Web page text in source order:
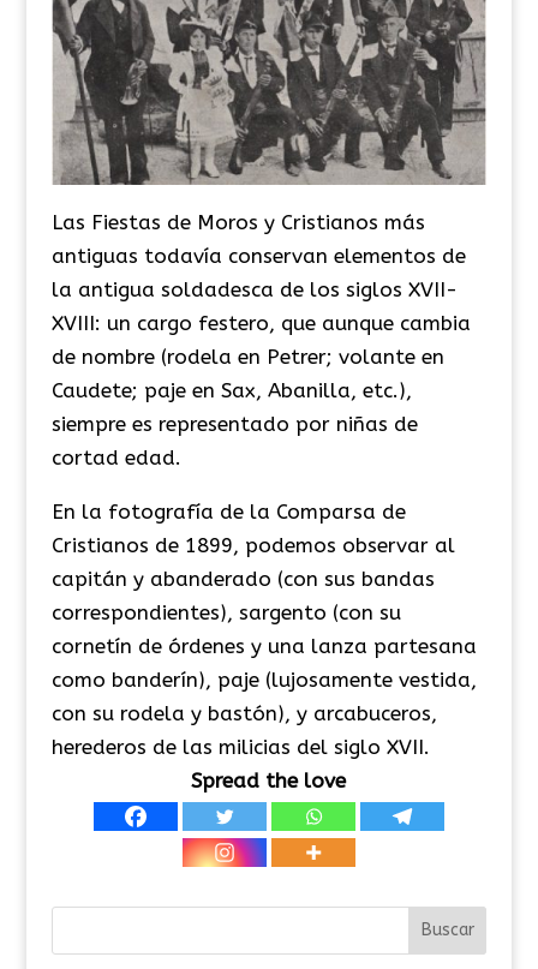
Las Fiestas de Moros y Cristianos más
antiguas todavía conservan elementos de
la antigua soldadesca de los siglos XVII-
XVIII: un cargo festero, que aunque cambia
de nombre (rodela en Petrer; volante en
Caudete; paje en Sax, Abanilla, etc.),
siempre es representado por niñas de
cortad edad.
En la fotografía de la Comparsa de
Cristianos de 1899, podemos observar al
capitán y abanderado (con sus bandas
correspondientes), sargento (con su
cornetín de órdenes y una lanza partesana
como banderín), paje (lujosamente vestida,
con su rodela y bastón), y arcabuceros,
herederos de las milicias del siglo XVII.
Spread the love